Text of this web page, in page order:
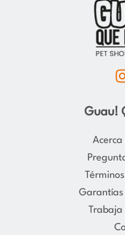
I
Guau!
Acerca
Garantías
Trabaja